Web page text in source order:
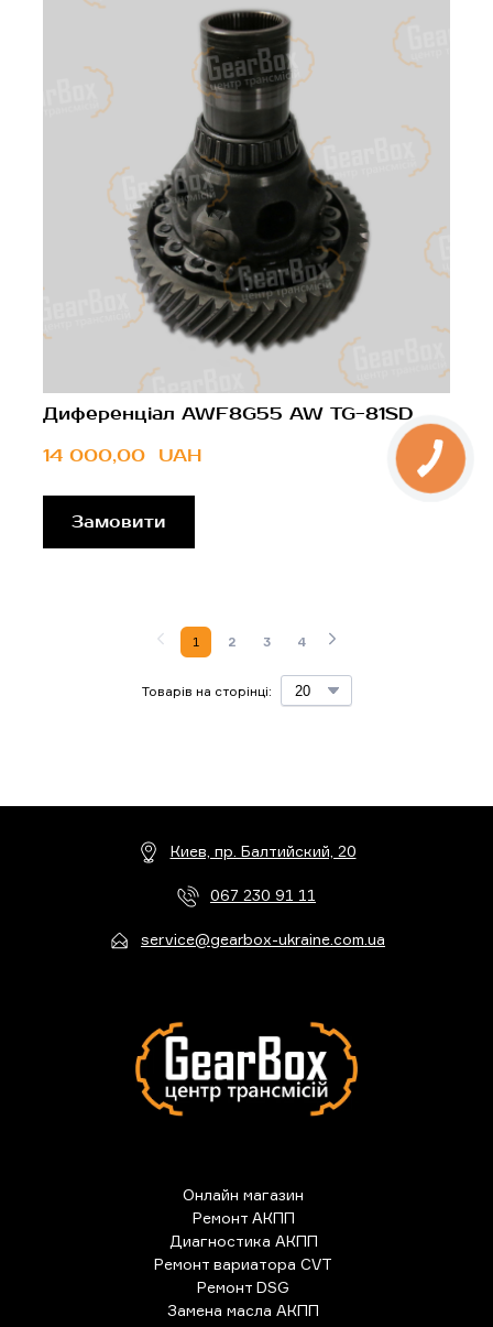
Диференціал AWF8G55 AW TG-81SD
14 000,00  UAH
Замовити
Товарів на сторінці:
1 2 3 4
Киев, пр. Балтийский, 20
067 230 91 11
service@gearbox-ukraine.com.ua
Онлайн магазин
Ремонт АКПП
Диагностика АКПП
Ремонт вариатора CVT
Ремонт DSG
Замена масла АКПП